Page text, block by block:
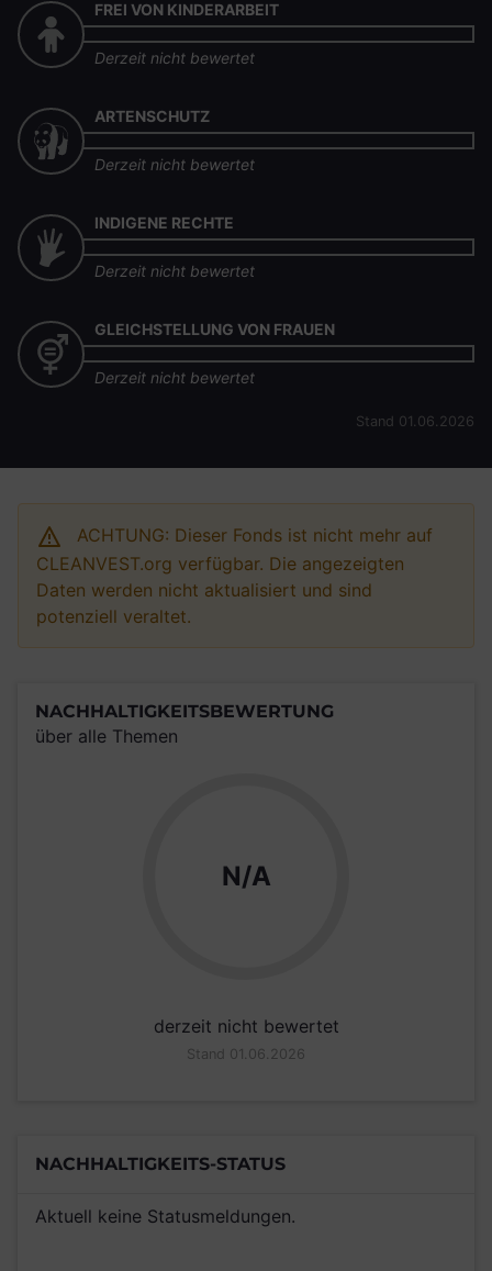
FREI VON KINDERARBEIT
Derzeit nicht bewertet
ARTENSCHUTZ
Derzeit nicht bewertet
INDIGENE RECHTE
Derzeit nicht bewertet
GLEICHSTELLUNG VON FRAUEN
Derzeit nicht bewertet
Stand 01.06.2026
ACHTUNG: Dieser Fonds ist nicht mehr auf
CLEANVEST.org verfügbar. Die angezeigten
Daten werden nicht aktualisiert und sind
potenziell veraltet.
NACHHALTIGKEITSBEWERTUNG
über alle Themen
N/A
derzeit nicht bewertet
Stand 01.06.2026
NACHHALTIGKEITS-STATUS
Aktuell keine Statusmeldungen.